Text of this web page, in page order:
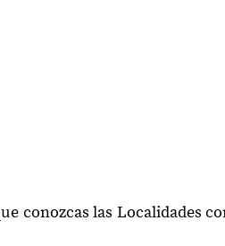
conozcas las Localidades